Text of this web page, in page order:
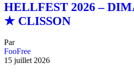
HELLFEST 2026 –
★ CLISSON
Par
FooFree
15 juillet 2026